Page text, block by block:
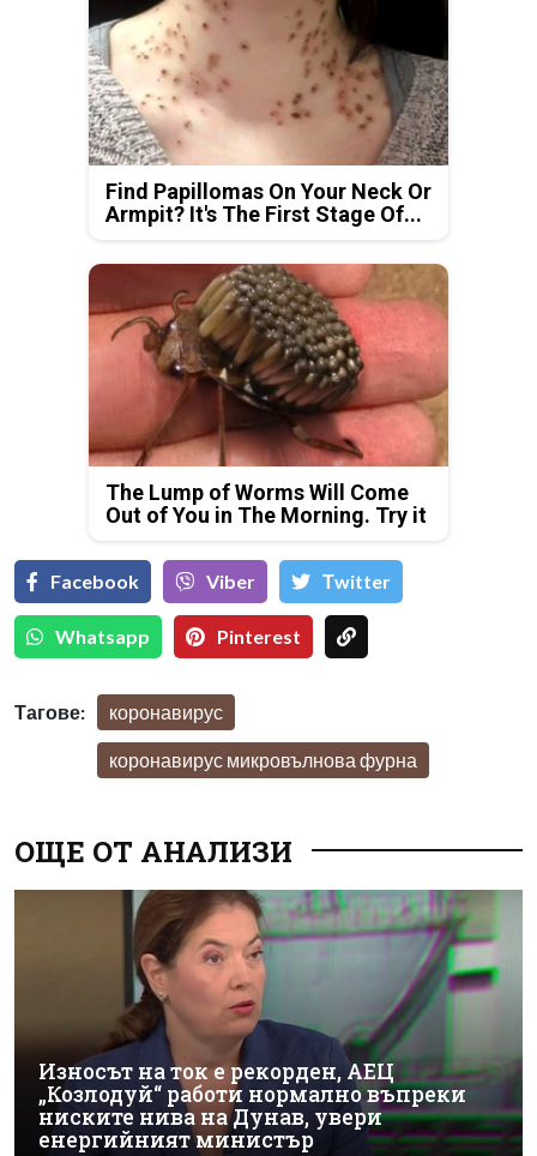
Find Papillomas On Your Neck Or
Armpit? It's The First Stage Of...
The Lump of Worms Will Come
Out of You in The Morning. Try it
Facebook Viber Тwitter
Whatsapp Pinterest
Тагове: коронавирус
коронавирус микровълнова фурна
ОЩЕ ОТ АНАЛИЗИ
Износът на ток е рекорден, АЕЦ
„Козлодуй“ работи нормално въпреки
ниските нива на Дунав, увери
енергийният министър